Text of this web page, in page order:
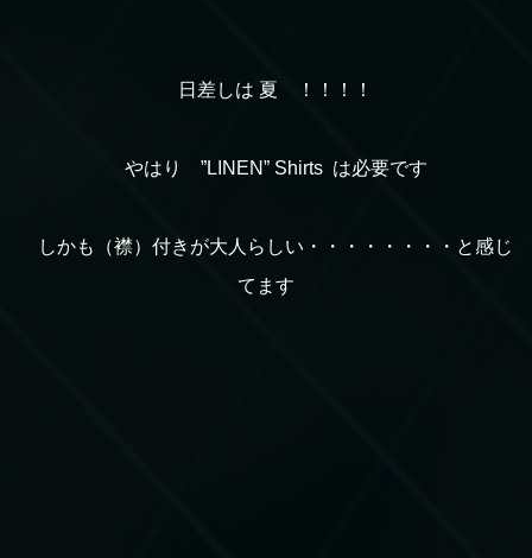
日差しは 夏 ！！！！
やはり ”LINEN” Shirts は必要です
しかも（襟）付きが大人らしい・・・・・・・・と感じ
てます